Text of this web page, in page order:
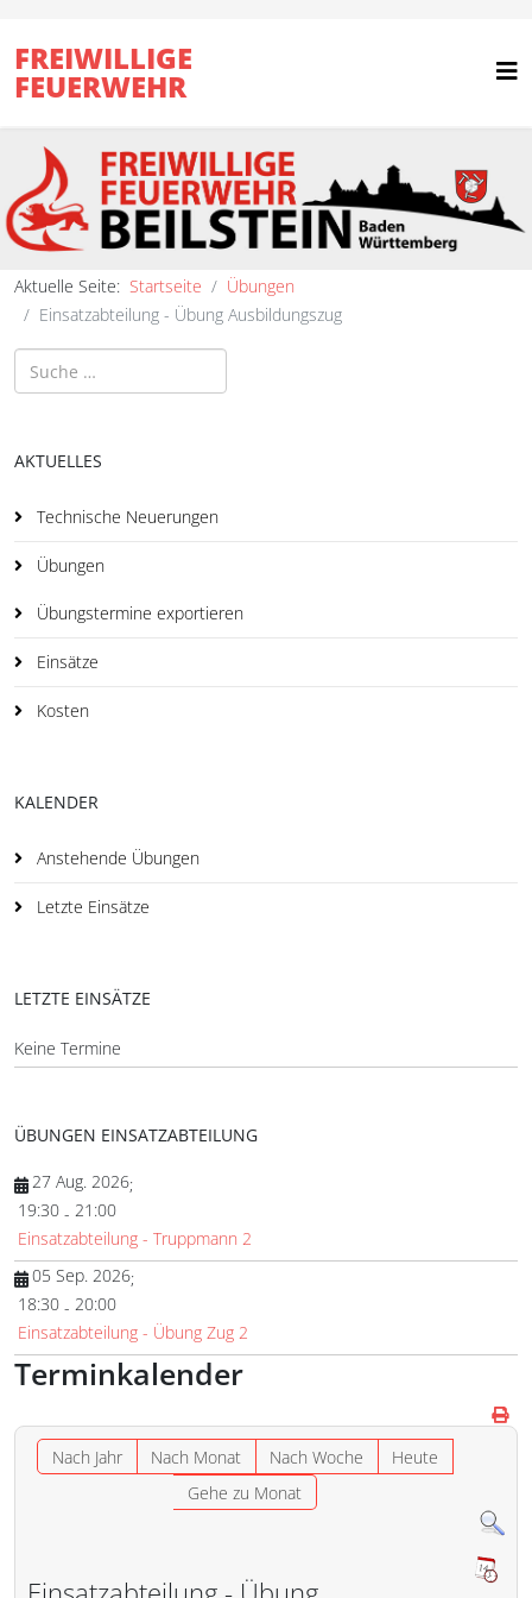
FREIWILLIGE
FEUERWEHR
Aktuelle Seite: Startseite
Übungen
Einsatzabteilung - Übung Ausbildungszug
Suchen
AKTUELLES
Technische Neuerungen
Übungen
Übungstermine exportieren
Einsätze
Kosten
KALENDER
Anstehende Übungen
Letzte Einsätze
LETZTE EINSÄTZE
Keine Termine
ÜBUNGEN EINSATZABTEILUNG
27 Aug. 2026;
19:30 - 21:00
Einsatzabteilung - Truppmann 2
05 Sep. 2026;
18:30 - 20:00
Einsatzabteilung - Übung Zug 2
Terminkalender
Nach Jahr Nach Monat Nach Woche
Heute
Gehe zu Monat